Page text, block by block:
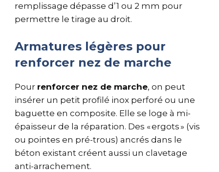
remplissage dépasse d’1 ou 2 mm pour
permettre le tirage au droit.
Armatures légères pour
renforcer nez de marche
Pour renforcer nez de marche, on peut
insérer un petit profilé inox perforé ou une
baguette en composite. Elle se loge à mi-
épaisseur de la réparation. Des « ergots » (vis
ou pointes en pré-trous) ancrés dans le
béton existant créent aussi un clavetage
anti-arrachement.